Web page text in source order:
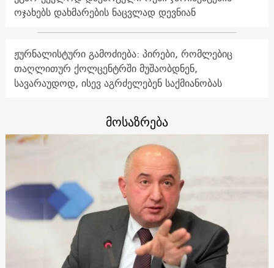
ოჯახებს დახმარების ნაცვლად დევნიან
ჟურნალისტური გამოძიება: პირები, რომლებიც
თაღლითურ ქოლცენტრში მუშაობდნენ,
სავარაუდოდ, ისევ აგრძელებენ საქმიანობას
მოსაზრება